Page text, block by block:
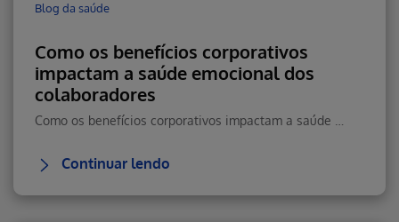
Blog da saúde
Como os benefícios corporativos
impactam a saúde emocional dos
colaboradores
Continuar lendo